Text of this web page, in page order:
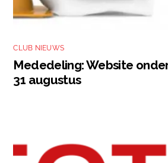
CLUB NIEUWS
Mededeling: Website
31 augustus